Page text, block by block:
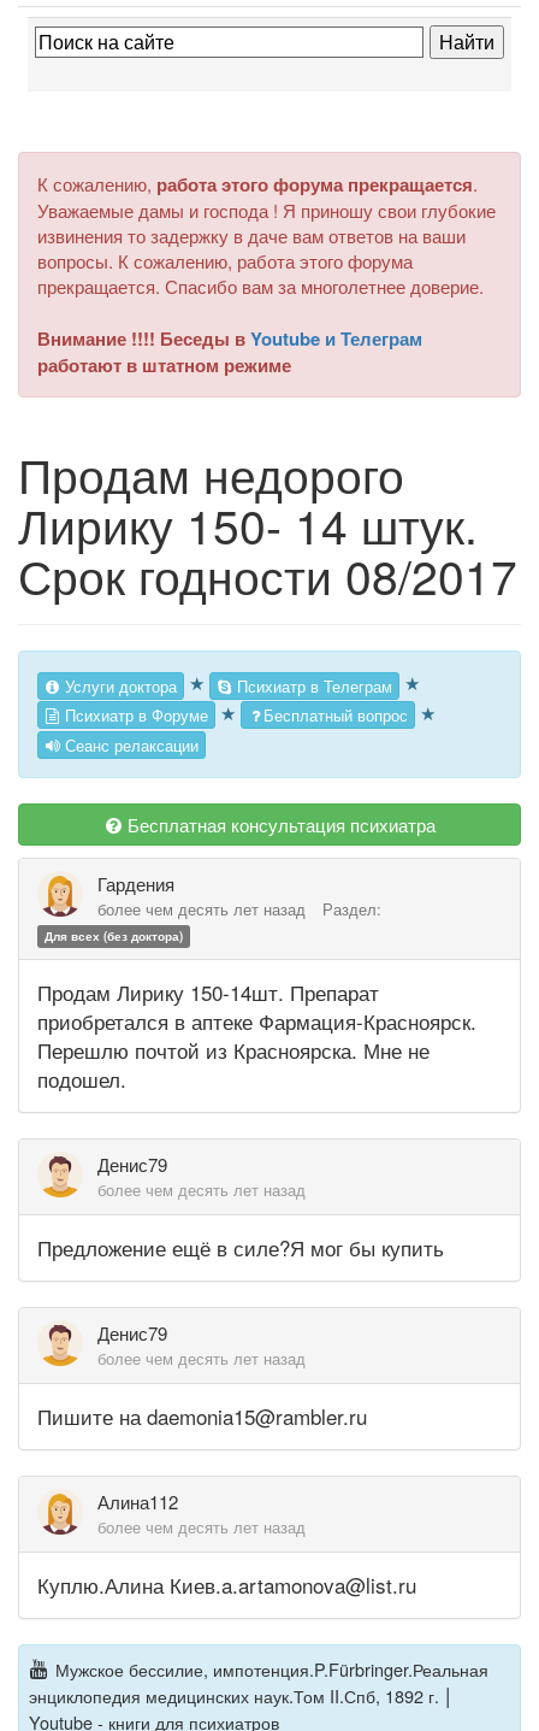
К сожалению, работа этого форума прекращается.
Уважаемые дамы и господа ! Я приношу свои глубокие
извинения то задержку в даче вам ответов на ваши
вопросы. К сожалению, работа этого форума
прекращается. Спасибо вам за многолетнее доверие.
Внимание !!!! Беседы вYoutube и Телеграм
работают в штатном режиме
Продам недорого
Лирику 150- 14 штук.
Срок годности 08/2017
Услуги доктора ★ Психиатр в Телеграм ★
Психиатр в Форуме ★ Бесплатный вопрос ★
Сеанс релаксации
Бесплатная консультация психиатра
Гардения
более чем десять лет назад Раздел:
Для всех (без доктора)
Продам Лирику 150-14шт. Препарат
приобретался в аптеке Фармация-Красноярск.
Перешлю почтой из Красноярска. Мне не
подошел.
Денис79
более чем десять лет назад
Предложение ещё в силе?Я мог бы купить
Денис79
более чем десять лет назад
Пишите на daemonia15@rambler.ru
Алина112
более чем десять лет назад
Куплю.Алина Киев.a.artamonova@list.ru
Мужское бессилие, импотенция.P.Fürbringer.Реальная
энциклопедия медицинских наук.Том II.Спб, 1892 г. |
Youtube - книги для психиатров